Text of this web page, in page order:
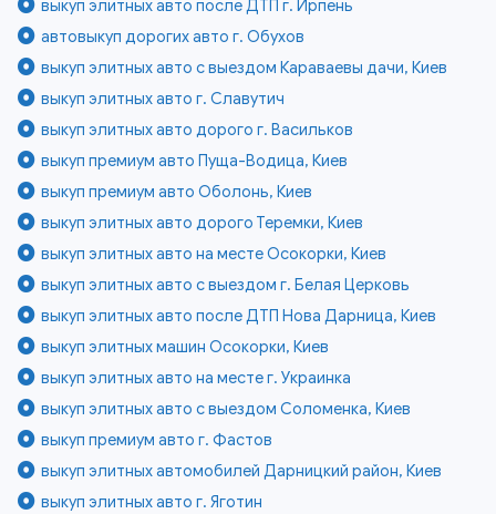
выкуп элитных авто после ДТП г. Ирпень
автовыкуп дорогих авто г. Обухов
выкуп элитных авто с выездом Караваевы дачи, Киев
выкуп элитных авто г. Славутич
выкуп элитных авто дорого г. Васильков
выкуп премиум авто Пуща-Водица, Киев
выкуп премиум авто Оболонь, Киев
выкуп элитных авто дорого Теремки, Киев
выкуп элитных авто на месте Осокорки, Киев
выкуп элитных авто с выездом г. Белая Церковь
выкуп элитных авто после ДТП Нова Дарница, Киев
выкуп элитных машин Осокорки, Киев
выкуп элитных авто на месте г. Украинка
выкуп элитных авто с выездом Соломенка, Киев
выкуп премиум авто г. Фастов
выкуп элитных автомобилей Дарницкий район, Киев
выкуп элитных авто г. Яготин